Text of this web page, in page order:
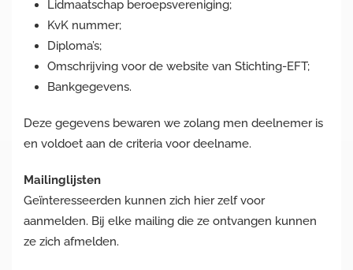
Lidmaatschap beroepsvereniging;
KvK nummer;
Diploma’s;
Omschrijving voor de website van Stichting-EFT;
Bankgegevens.
Deze gegevens bewaren we zolang men deelnemer is
en voldoet aan de criteria voor deelname.
Mailinglijsten
Geïnteresseerden kunnen zich hier zelf voor
aanmelden. Bij elke mailing die ze ontvangen kunnen
ze zich afmelden.